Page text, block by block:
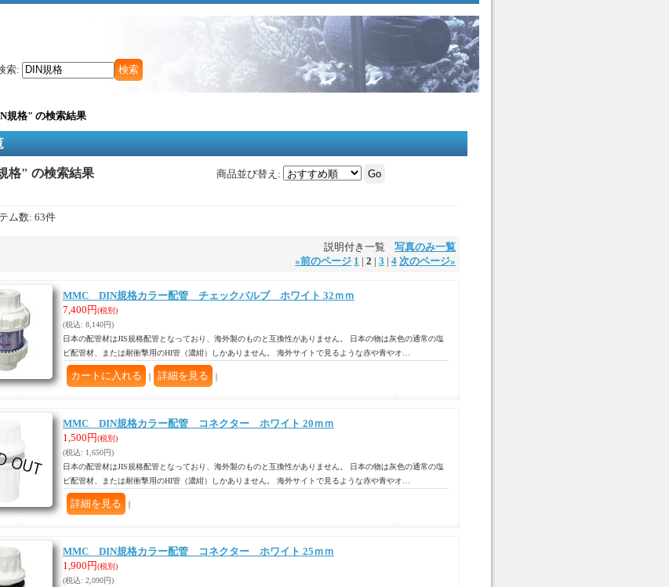
索:
規格" の検索結果
格" の検索結果 商品並び替え :
ム数: 63件
説明付き一覧 写真のみ一覧
«前のページ 1 | 2 | 3 | 4 次のページ»
MMC DIN規格カラー配管 チェックバルブ ホワイト 32ｍｍ
7,400円(税別)
(税込: 8,140円)
日本の配管材はJIS規格配管となっており、海外製のものと互換性がありません。 日本の物は灰色の通常の塩
ビ配管材、または耐衝撃用のHI管（濃紺）しかありません。 海外サイトで見るような赤や青やオ…
｜ ｜
MMC DIN規格カラー配管 コネクター ホワイト 20ｍｍ
1,500円(税別)
(税込: 1,650円)
日本の配管材はJIS規格配管となっており、海外製のものと互換性がありません。 日本の物は灰色の通常の塩
ビ配管材、または耐衝撃用のHI管（濃紺）しかありません。 海外サイトで見るような赤や青やオ…
｜
MMC DIN規格カラー配管 コネクター ホワイト 25ｍｍ
1,900円(税別)
(税込: 2,090円)